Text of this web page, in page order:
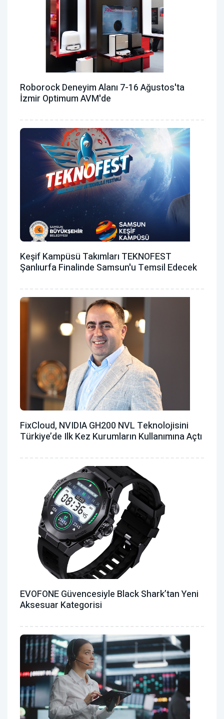
Roborock Deneyim Alanı 7-16 Ağustos'ta
İzmir Optimum AVM'de
Keşif Kampüsü Takımları TEKNOFEST
Şanlıurfa Finalinde Samsun'u Temsil Edecek
FixCloud, NVIDIA GH200 NVL Teknolojisini
Türkiye’de Ilk Kez Kurumların Kullanımına Açtı
EVOFONE Güvencesiyle Black Shark’tan Yeni
Aksesuar Kategorisi